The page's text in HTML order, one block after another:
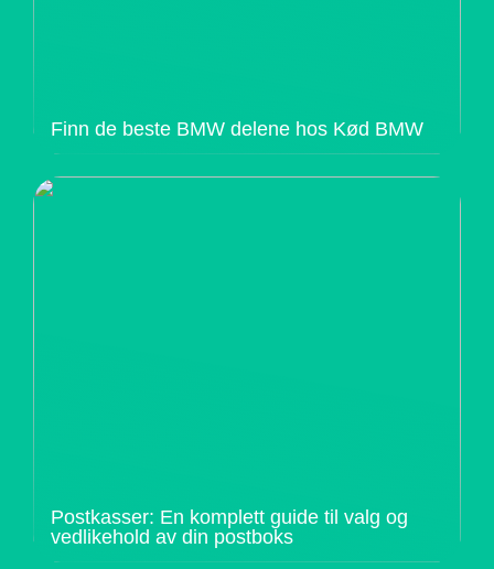
Finn de beste BMW delene hos Kød BMW
Postkasser: En komplett guide til valg og
vedlikehold av din postboks